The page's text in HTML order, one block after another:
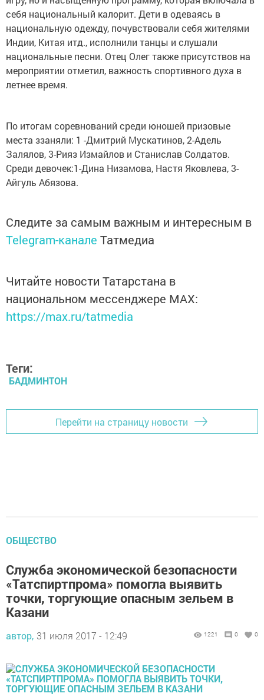
себя национальный калорит. Дети в одеваясь в
национальную одежду, почувствовали себя жителями
Индии, Китая итд., исполнили танцы и слушали
национальные песни. Отец Олег также присутствов на
мероприятии отметил, важность спортивного духа в
летнее время.
По итогам соревнований среди юношей призовые
места ззаняли: 1 -Дмитрий Мускатинов, 2-Адель
Залялов, 3-Рияз Измайлов и Станислав Солдатов.
Среди девочек:1-Дина Низамова, Настя Яковлева, 3-
Айгуль Абязова.
Следите за самым важным и интересным в
Telegram-канале Татмедиа
Читайте новости Татарстана в
национальном мессенджере MАХ:
https://max.ru/tatmedia
Теги:
БАДМИНТОН
Перейти на страницу новости
ОБЩЕСТВО
Служба экономической безопасности
«Татспиртпрома» помогла выявить
точки, торгующие опасным зельем в
Казани
автор, 31 июля 2017 - 12:49 1221 0 0